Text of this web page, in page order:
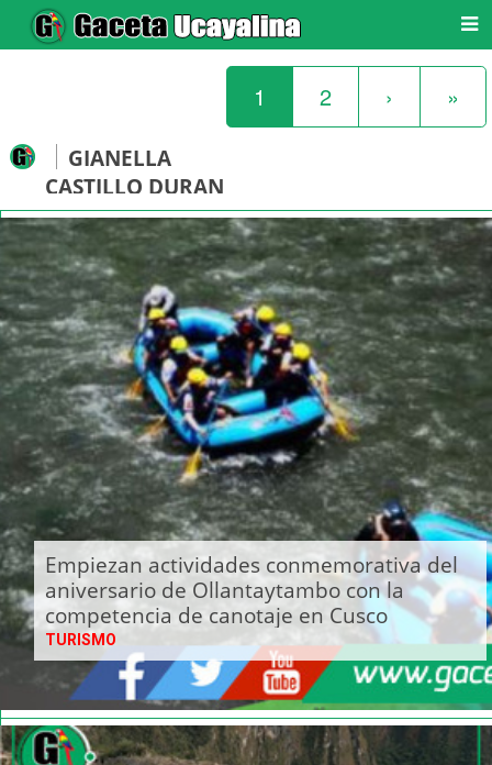
1 2 › »
GIANELLA
CASTILLO DURAN
Empiezan actividades conmemorativa del
aniversario de Ollantaytambo con la
competencia de canotaje en Cusco
TURISMO